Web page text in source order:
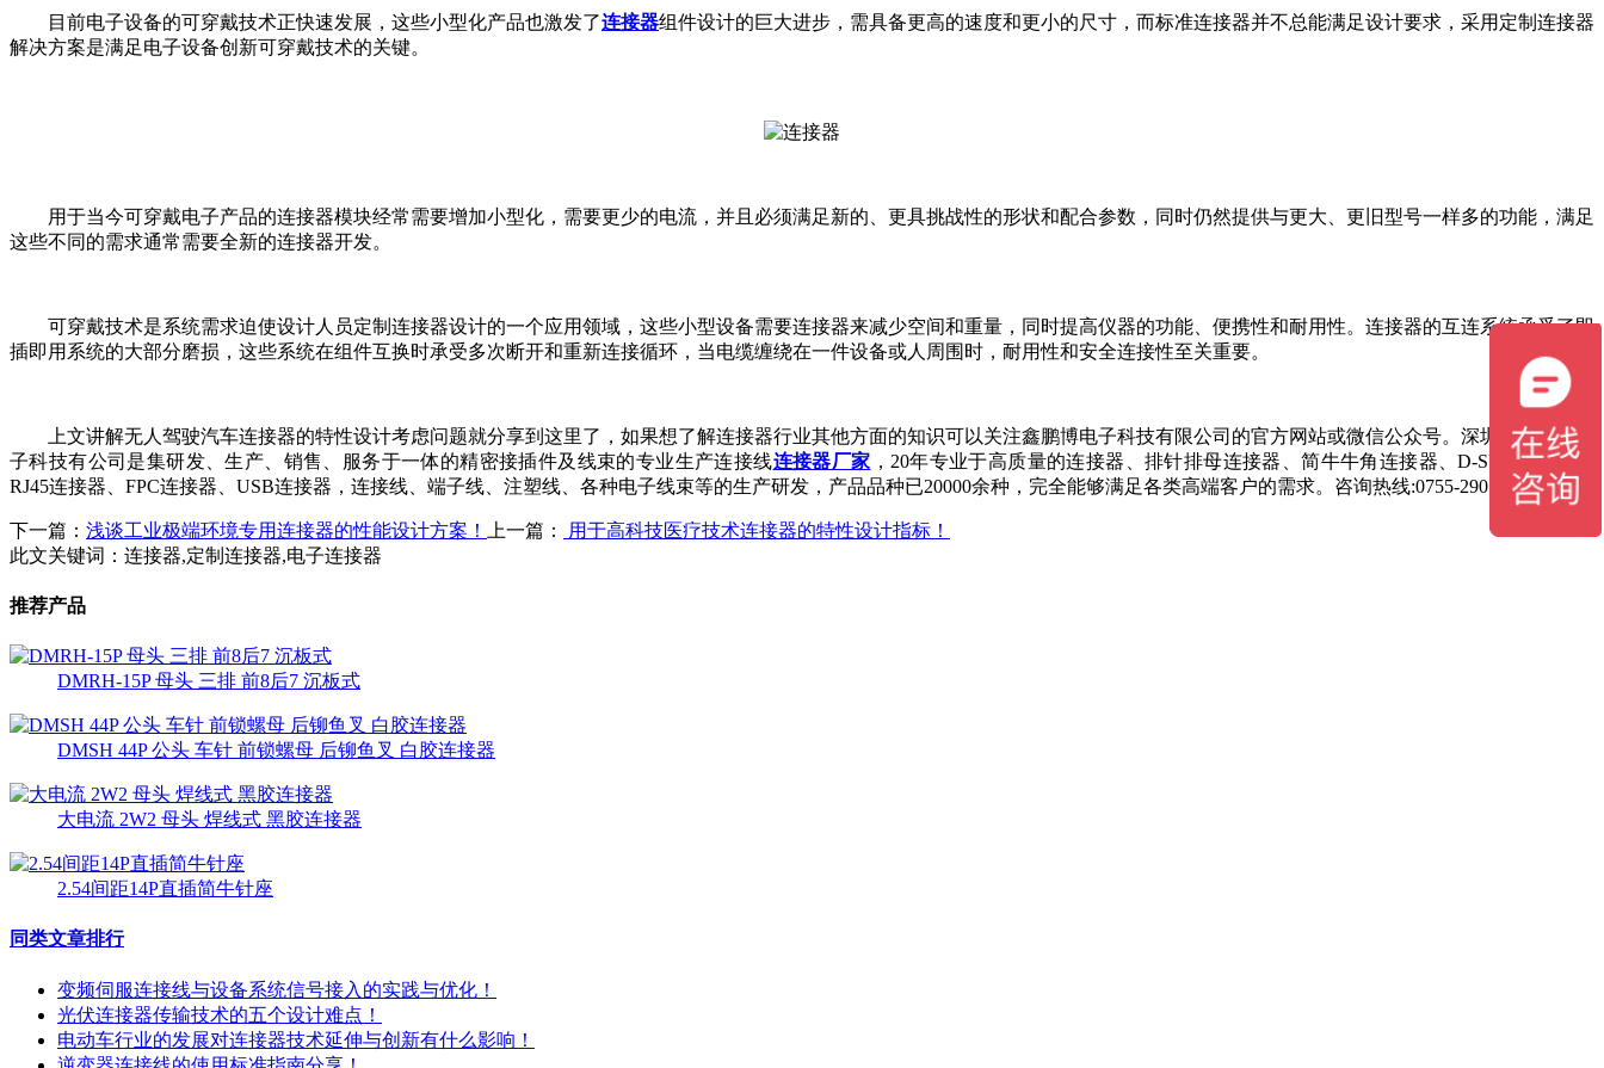
目前电子设备的可穿戴技术正快速发展，这些小型化产品也激发了连接器组件设计的巨大进步，需具备更高的速度和更小的尺寸，而标准连接器并不总能满足设计要求，采用定制连接器
解决方案是满足电子设备创新可穿戴技术的关键。
用于当今可穿戴电子产品的连接器模块经常需要增加小型化，需要更少的电流，并且必须满足新的、更具挑战性的形状和配合参数，同时仍然提供与更大、更旧型号一样多的功能，满足
这些不同的需求通常需要全新的连接器开发。
可穿戴技术是系统需求迫使设计人员定制连接器设计的一个应用领域，这些小型设备需要连接器来减少空间和重量，同时提高仪器的功能、便携性和耐用性。连接器的互连系统承受了即
插即用系统的大部分磨损，这些系统在组件互换时承受多次断开和重新连接循环，当电缆缠绕在一件设备或人周围时，耐用性和安全连接性至关重要。
上文讲解无人驾驶汽车连接器的特性设计考虑问题就分享到这里了，如果想了解连接器行业其他方面的知识可以关注鑫鹏博电子科技有限公司的官方网站或微信公众号。深圳市鑫鹏博电
子科技有公司是集研发、生产、销售、服务于一体的精密接插件及线束的专业生产连接线连接器厂家 ，20年专业于高质量的连接器、排针排母连接器、简牛牛角连接器、D-SUB连接器、
RJ45连接器、FPC连接器、USB连接器，连接线、端子线、注塑线、各种电子线束等的生产研发，产品品种已20000余种，完全能够满足各类高端客户的需求。咨询热线:0755-29055299！
下一篇： 浅谈工业极端环境专用连接器的性能设计方案！ 上一篇：
用于高科技医疗技术连接器的特性设计指标！
此文关键词： 连接器,定制连接器,电子连接器
推荐产品
DMRH-15P 母头 三排 前8后7 沉板式
DMSH 44P 公头 车针 前锁螺母 后铆鱼叉 白胶连接器
大电流 2W2 母头 焊线式 黑胶连接器
2.54间距14P直插简牛针座
同类文章排行
变频伺服连接线与设备系统信号接入的实践与优化！
光伏连接器传输技术的五个设计难点！
电动车行业的发展对连接器技术延伸与创新有什么影响！